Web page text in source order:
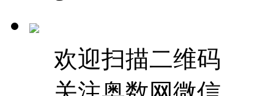
欢迎扫描二维码